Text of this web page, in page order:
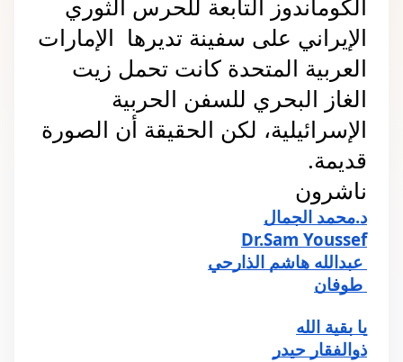
قديمة.
ناشرون
د.محمد الجمال
Dr.Sam Youssef
عبدالله هاشم الذارحي
طوفان
يا بقية الله
ذوالفقار حيدر